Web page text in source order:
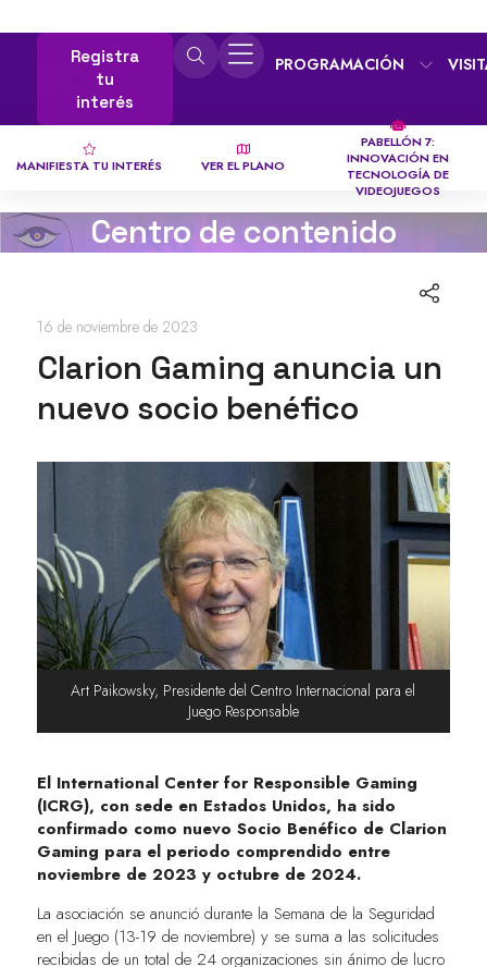
Registra
tu
interés
PROGRAMACIÓN
MANIFIESTA TU INTERÉS VER EL PLANO
PABELLÓN 7:
INNOVACIÓN EN
TECNOLOGÍA DE
VIDEOJUEGOS
Centro de contenido
16 de noviembre de 2023
Clarion Gaming anuncia un
nuevo socio benéfico
Art Paikowsky, Presidente del Centro Internacional para el
Juego Responsable
El International Center for Responsible Gaming
(ICRG), con sede en Estados Unidos, ha sido
confirmado como nuevo Socio Benéfico de Clarion
Gaming para el periodo comprendido entre
noviembre de 2023 y octubre de 2024.
La asociación se anunció durante la Semana de la Seguridad
en el Juego (13-19 de noviembre) y se suma a las solicitudes
recibidas de un total de 24 organizaciones sin ánimo de lucro